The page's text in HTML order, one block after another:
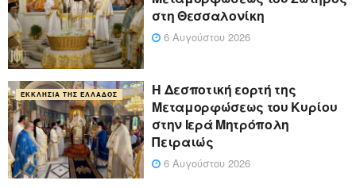
στη Θεσσαλονίκη
6 Αυγούστου 2026
ΕΚΚΛΗΣΊΑ ΤΗΣ ΕΛΛΆΔΟΣ
Η Δεσποτική εορτή της
Μεταμορφώσεως του Κυρίου
στην Ιερά Μητρόπολη
Πειραιώς
6 Αυγούστου 2026